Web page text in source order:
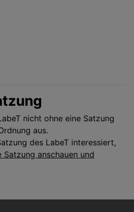
nicht ohne eine Satzung
aus.
des LabeT interessiert,
Satzung anschauen und